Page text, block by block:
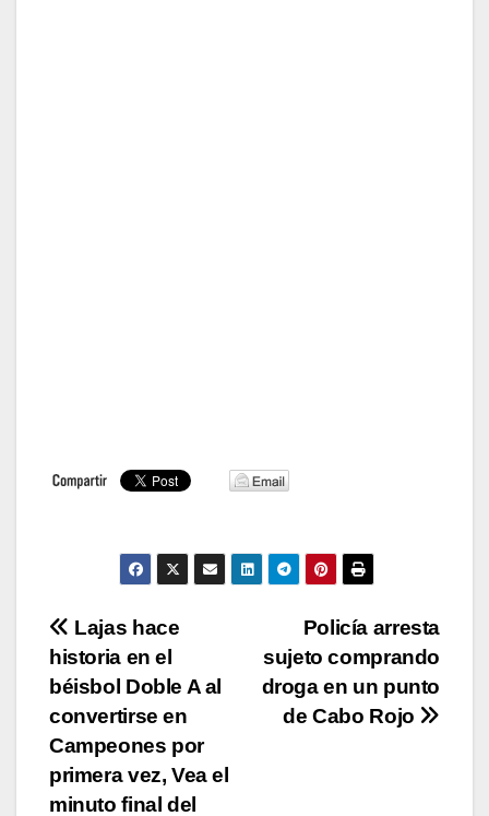
Navegación
de
entradas
Policía arresta
sujeto comprando
droga en un punto
de Cabo Rojo
Lajas hace
historia en el
béisbol Doble A al
convertirse en
Campeones por
primera vez, Vea el
minuto final del